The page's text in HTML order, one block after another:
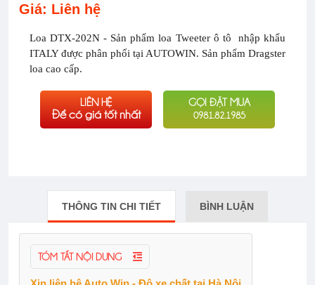
Giá: Liên hệ
Loa DTX-202N - Sản phẩm loa Tweeter ô tô nhập khẩu
ITALY được phân phối tại AUTOWIN. Sản phẩm Dragster
loa cao cấp.
LIÊN HỆ
Để có giá tốt nhất
GỌI ĐẶT MUA
0981.82.1985
THÔNG TIN CHI TIẾT BÌNH LUẬN
TÓM TẮT NỘI DUNG